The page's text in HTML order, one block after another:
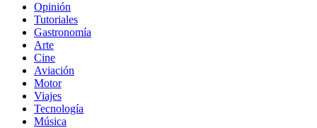
Opinión
Tutoriales
Gastronomía
Arte
Cine
Aviación
Motor
Viajes
Tecnología
Música